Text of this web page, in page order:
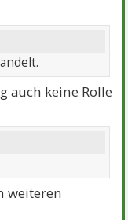
auch keine Rolle
weiteren